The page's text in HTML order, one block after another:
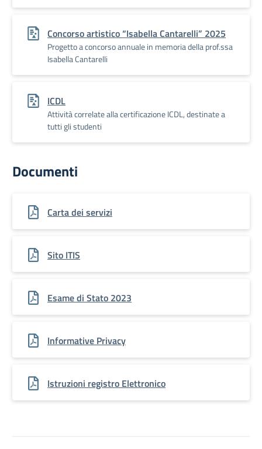
Concorso artistico “Isabella Cantarelli” 2025
Progetto a concorso annuale in memoria della prof.ssa
Isabella Cantarelli
ICDL
Attività correlate alla certificazione ICDL, destinate a
tutti gli studenti
Documenti
Carta dei servizi
Sito ITIS
Esame di Stato 2023
Informative Privacy
Istruzioni registro Elettronico